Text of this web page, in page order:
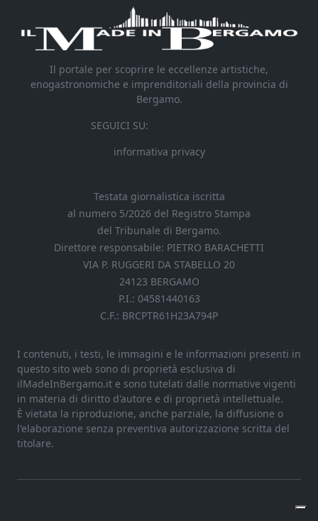
Il portale per scoprire le eccellenze artistiche,
enogastronomiche e imprenditoriali della provincia di
Bergamo.
SEGUICI SU:
informativa privacy
Testata giornalistica iscritta
al numero 5/2026 del Registro Stampa
del Tribunale di Bergamo.
Direttore responsabile: PIETRO BARACHETTI
VIA P. RUGGERI DA STABELLO 20
24123 BERGAMO
P.I.: 04581440163
C.F.: BRCPTR61H23A794P
I contenuti, i testi, le immagini e le informazioni presenti in
questo sito web sono di proprietà esclusiva di
ilMadeInBergamo.it e sono tutelati dalle normative vigenti
in materia di diritto d'autore e di proprietà intellettuale.
È vietata la riproduzione, anche parziale, la diffusione o
l'elaborazione senza preventiva autorizzazione scritta del
titolare.